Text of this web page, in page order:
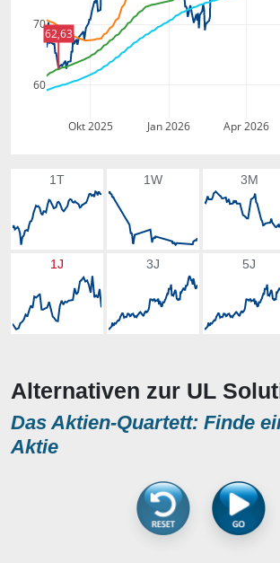
Okt 2025 Jan 2026 Apr 2026
60
70
62,63
1T 1W 3M
1J 3J 5J
Alternativen zur UL
Das Aktien-Quartett: Finde
Aktie